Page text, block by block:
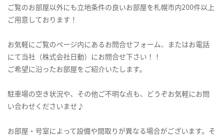
ご覧のお部屋以外にも立地条件の良いお部屋を札幌市内200件以上
ご用意しております！
お気軽にご覧のページ内にあるお問合せフォーム、またはお電話
にて当社（株式会社日動）にお問合せ下さい！！
ご希望に沿ったお部屋をご紹介いたします。
駐車場の空き状況や、その他ご不明な点も、どうぞお気軽にお問
い合わせくださいませ♪
お部屋・号室によって設備や間取りが異なる場合がございます。そ